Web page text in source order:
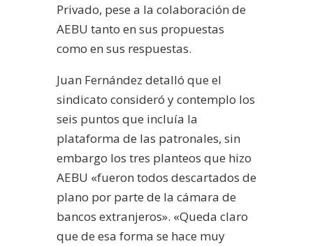
Privado, pese a la colaboración de
AEBU tanto en sus propuestas
como en sus respuestas.
Juan Fernández detalló que el
sindicato consideró y contemplo los
seis puntos que incluía la
plataforma de las patronales, sin
embargo los tres planteos que hizo
AEBU «fueron todos descartados de
plano por parte de la cámara de
bancos extranjeros». «Queda claro
que de esa forma se hace muy